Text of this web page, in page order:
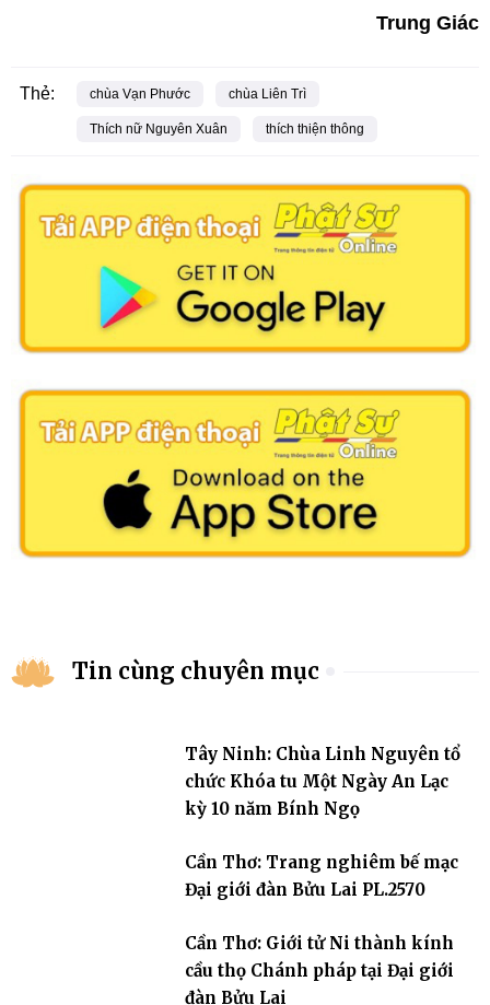
Trung Giác
Thẻ: chùa Vạn Phước chùa Liên Trì
Thích nữ Nguyên Xuân thích thiện thông
Tin cùng chuyên mục
Tây Ninh: Chùa Linh Nguyên tổ
chức Khóa tu Một Ngày An Lạc
kỳ 10 năm Bính Ngọ
Cần Thơ: Trang nghiêm bế mạc
Đại giới đàn Bửu Lai PL.2570
Cần Thơ: Giới tử Ni thành kính
cầu thọ Chánh pháp tại Đại giới
đàn Bửu Lai